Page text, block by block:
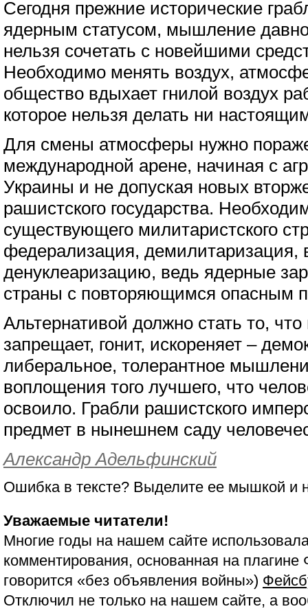
Сегодня прежние исторические
ядерным статусом, мышление
нельзя сочетать с новейшими
Необходимо менять воздух,
общество вдыхает гнилой воздух
которое нельзя делать ни
Для смены атмосферы нужно
международной арене, начиная с
Украины и не допуская новых
рашистского государства.
существующего милитаристского
федерализация, демилитаризация,
денуклеаризацию, ведь ядерные
страны с повторяющимся опасным
Альтернативой должно стать то,
запрещает, гонит, искореняет –
либеральное, толерантное
воплощения того лучшего, что
освоило. Грабли рашистского
предмет в нынешнем саду
Александр Адельфинский
Ошибка в тексте? Выделите ее мышкой и
Уважаемые читатели!
Многие годы на нашем сайте
комментирования, основанная на
говорится «без объявления войны»)
Отключил не только на нашем сайте, а